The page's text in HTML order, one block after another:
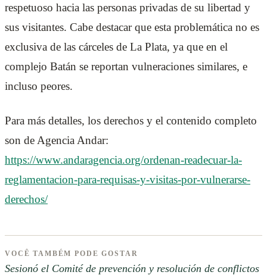
respetuoso hacia las personas privadas de su libertad y
sus visitantes. Cabe destacar que esta problemática no es
exclusiva de las cárceles de La Plata, ya que en el
complejo Batán se reportan vulneraciones similares, e
incluso peores.
Para más detalles, los derechos y el contenido completo
son de Agencia Andar:
https://www.andaragencia.org/ordenan-readecuar-la-
reglamentacion-para-requisas-y-visitas-por-vulnerarse-
derechos/
VOCÊ TAMBÉM PODE GOSTAR
Sesionó el Comité de prevención y resolución de conflictos